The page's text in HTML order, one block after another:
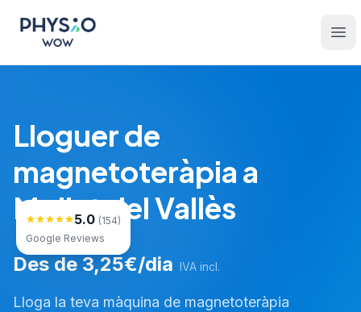
Physio WOW
Lloguer de
magnetoteràpia a
Mollet del Vallès
5.0 (154)
Google Reviews
Des de 3,25€/dia IVA incl.
Lloga la teva màquina de magnetoteràpia